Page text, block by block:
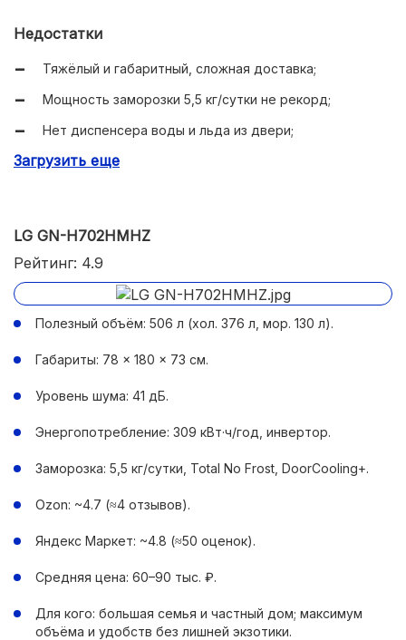
Wi-Fi и ThinQ для управления и диагностики.
Недостатки
Тяжёлый и габаритный, сложная доставка;
Мощность заморозки 5,5 кг/сутки не рекорд;
Нет диспенсера воды и льда из двери;
Ширина 78 см требует точного замера кухни;
Загрузить еще
LG GN-H702HMHZ
Рейтинг: 4.9
Полезный объём: 506 л (хол. 376 л, мор. 130 л).
Габариты: 78 × 180 × 73 см.
Уровень шума: 41 дБ.
Энергопотребление: 309 кВт·ч/год, инвертор.
Заморозка: 5,5 кг/сутки, Total No Frost, DoorCooling+.
Ozon: ~4.7 (≈4 отзывов).
Яндекс Маркет: ~4.8 (≈50 оценок).
Средняя цена: 60–90 тыс. ₽.
Для кого: большая семья и частный дом; максимум
объёма и удобств без лишней экзотики.